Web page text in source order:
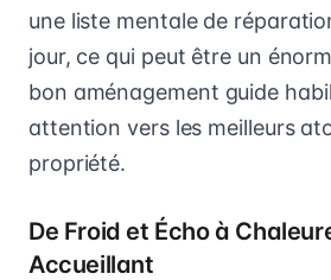
une liste mentale de
jour, ce qui peut être un
bon aménagement guide
attention vers les meilleurs
propriété.
De Froid et Écho à
Accueillant